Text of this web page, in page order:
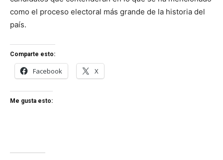
como el proceso electoral más grande de la historia del
país.
Comparte esto:
Facebook X
Me gusta esto: